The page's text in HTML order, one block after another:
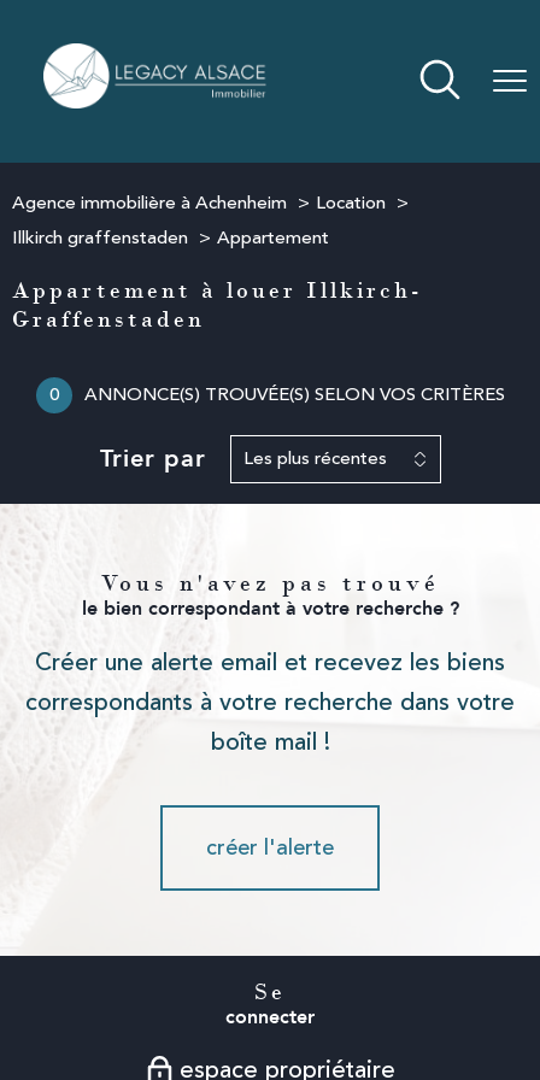
Agence immobilière à Achenheim
Location
Illkirch graffenstaden
Appartement
Appartement à louer Illkirch-
Graffenstaden
0 ANNONCE(S) TROUVÉE(S) SELON VOS CRITÈRES
Trier par Les plus récentes
Vous n'avez pas trouvé
le bien correspondant à votre recherche ?
Créer une alerte email et recevez les biens
correspondants à votre recherche dans votre
boîte mail !
créer l'alerte
Se
connecter
espace propriétaire